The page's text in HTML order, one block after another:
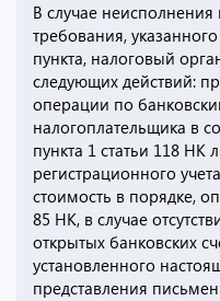
В случае
требования,
пункта, налоговый
следующих действий:
операции по
налогоплательщика в
пункта 1 статьи 118 НК
регистрационного
стоимость в порядке,
85 НК, в случае
открытых банковских
установленного
представления